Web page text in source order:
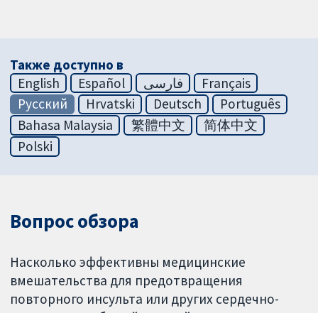
Также доступно в
English
Español فارسی
Français
Русский
Hrvatski Deutsch
Português
Bahasa Malaysia
繁體中文
简体中文
Polski
Вопрос обзора
Насколько эффективны медицинские
вмешательства для предотвращения
повторного инсульта или других сердечно-